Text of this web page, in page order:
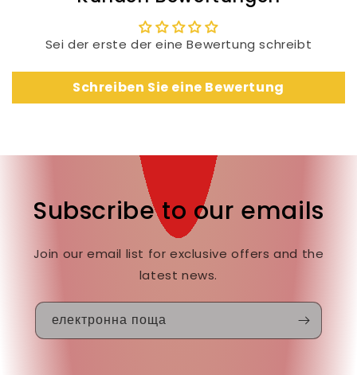
Sei der erste der eine Bewertung schreibt
Schreiben Sie eine Bewertung
Subscribe to our emails
Join our email list for exclusive offers and the
latest news.
електронна поща